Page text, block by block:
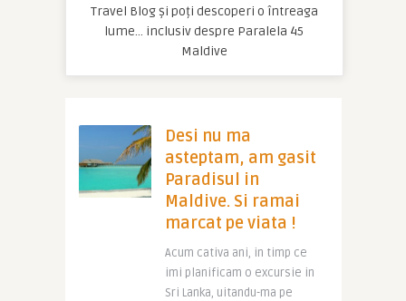
Travel Blog și poți descoperi o întreaga
lume… inclusiv despre Paralela 45
Maldive
Desi nu ma
asteptam, am gasit
Paradisul in
Maldive. Si ramai
marcat pe viata !
Acum cativa ani, in timp ce
imi planificam o excursie in
Sri Lanka, uitandu-ma pe